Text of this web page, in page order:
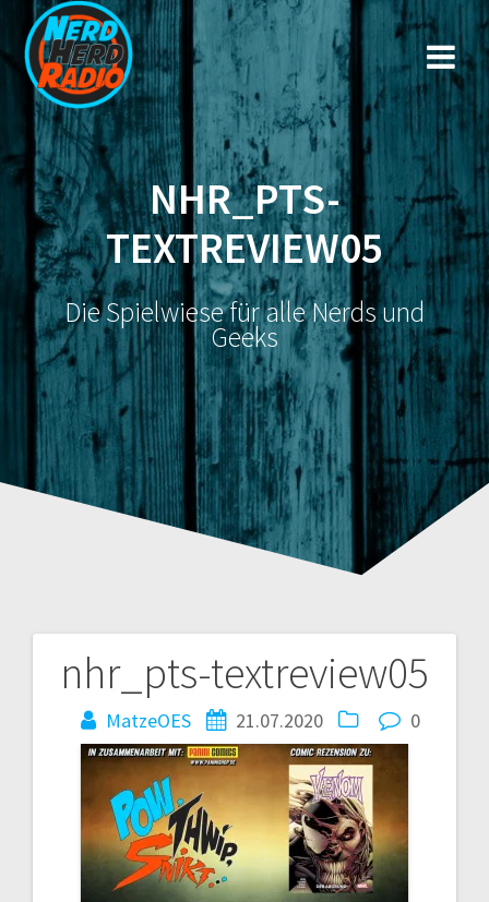
Zum
Inhalt
springen
NHR_PTS-
TEXTREVIEW05
Die Spielwiese für alle Nerds und
Geeks
nhr_pts-textreview05
MatzeOES 21.07.2020 0
Beitragsnavigation